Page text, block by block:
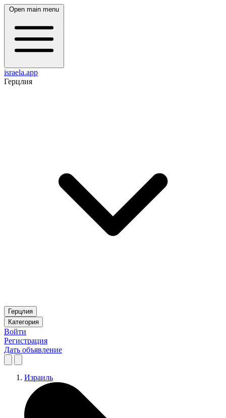
Open main menu
israela.app
Герцлия
Герцлия
Категория
Войти
Регистрация
Дать объявление
Израиль